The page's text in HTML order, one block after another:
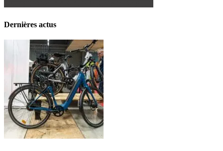
Dernières actus